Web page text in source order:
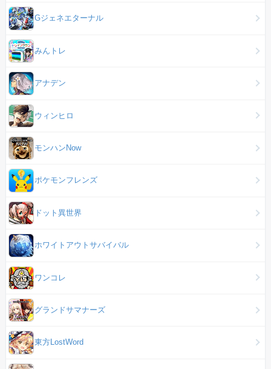
Gジェネエターナル
みんトレ
アナデン
ウィンヒロ
モンハンNow
ポケモンフレンズ
ドット異世界
ホワイトアウトサバイバル
ワンコレ
グランドサマナーズ
東方LostWord